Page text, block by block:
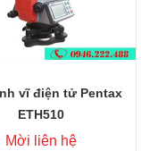
vĩ điện tử Pentax
ETH510
Mời liên hệ